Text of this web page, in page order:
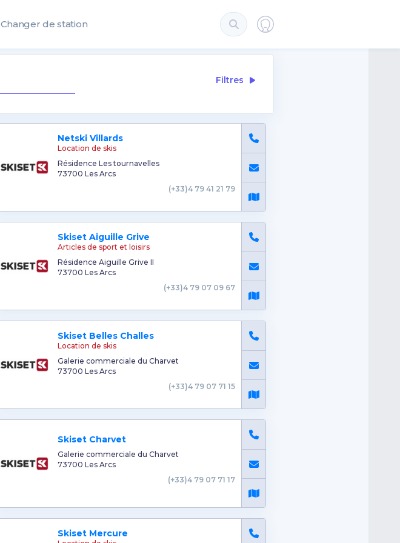
Changer de station
Filtres
Netski Villards
Location de skis
Résidence Les tournavelles
73700 Les Arcs
(+33)4 79 41 21 79
Skiset Aiguille Grive
Articles de sport et loisirs
Résidence Aiguille Grive II
73700 Les Arcs
(+33)4 79 07 09 67
Skiset Belles Challes
Location de skis
Galerie commerciale du Charvet
73700 Les Arcs
(+33)4 79 07 71 15
Skiset Charvet
Galerie commerciale du Charvet
73700 Les Arcs
(+33)4 79 07 71 17
Skiset Mercure